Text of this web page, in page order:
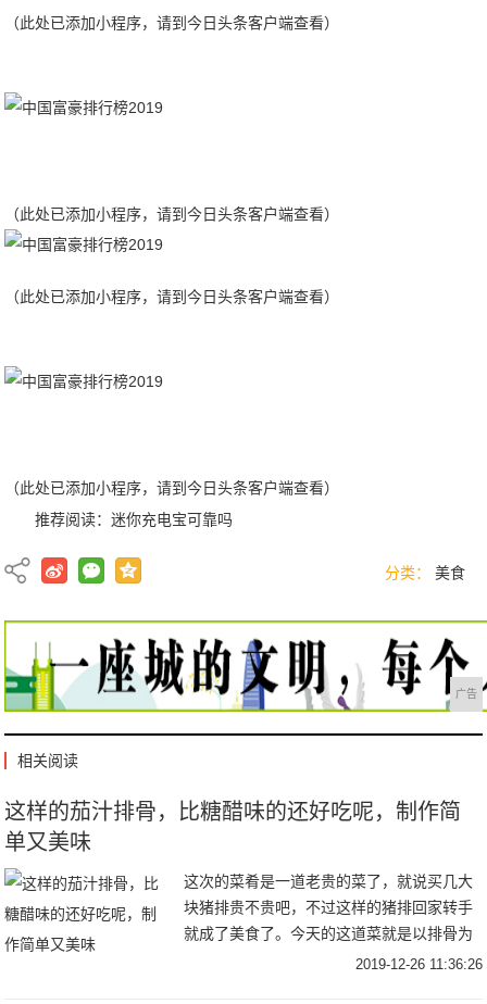
（此处已添加小程序，请到今日头条客户端查看）
（此处已添加小程序，请到今日头条客户端查看）
（此处已添加小程序，请到今日头条客户端查看）
（此处已添加小程序，请到今日头条客户端查看）
推荐阅读：迷你充电宝可靠吗
分类： 美食
广告
相关阅读
这样的茄汁排骨，比糖醋味的还好吃呢，制作简
单又美味
这次的菜肴是一道老贵的菜了，就说买几大
块猪排贵不贵吧，不过这样的猪排回家转手
就成了美食了。今天的这道菜就是以排骨为
主要食材来，美味的排骨，不论是煲汤还是
2019-12-26 11:36:26